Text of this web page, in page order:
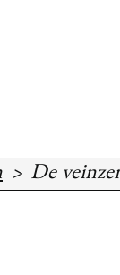
De